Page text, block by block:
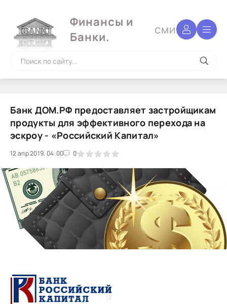
Финансы и
Банки.
сми
Банк ДОМ.РФ предоставляет застройщикам
продукты для эффективного перехода на
эскроу - «Российский Капитал»
12 апр 2019, 04:00 0
1 2 3 4 5